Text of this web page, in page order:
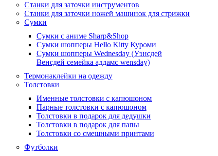
Станки для заточки инструментов
Станки для заточки ножей машинок для стрижки
Сумки
Сумки с аниме Sharp&Shop
Сумки шопперы Hello Kitty Куроми
Сумки шопперы Wednesday (Уэнсдей
Венсдей семейка аддамс wensday)
Термонаклейки на одежду
Толстовки
Именные толстовки с капюшоном
Парные толстовки с капюшоном
Толстовки в подарок для дедушки
Толстовки в подарок для папы
Толстовки со смешными принтами
Футболки